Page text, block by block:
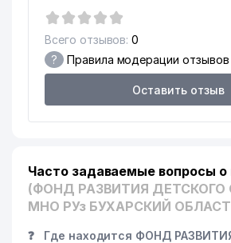
Всего отзывов: 0
? Правила модерации отзывов
Оставить отзыв
Часто задаваемые вопросы о
(ФОНД РАЗВИТИЯ ДЕТСКОГО
МНО РУз БУХАРСКИЙ
❓
Где находится ФОНД